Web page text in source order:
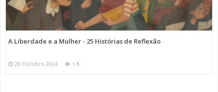
A Liberdade e a Mulher - 25 Histórias de Reflexão
28 Outubro 2024 1 K